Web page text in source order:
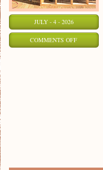
JULY - 4 - 2026
COMMENTS OFFON